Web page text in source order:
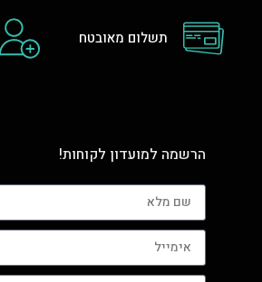
תשלום מאובטח
הרשמה למועדון לקוחות!